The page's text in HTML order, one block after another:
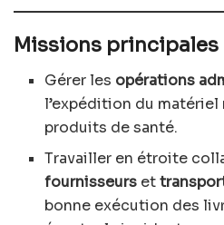
Missions principales
Gérer les opérations
l’expédition du
produits de santé.
Travailler en étroite
fournisseurs et
bonne exécution des